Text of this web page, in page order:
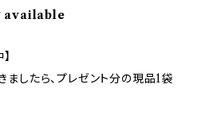
available
したら、プレゼント分の現品1袋